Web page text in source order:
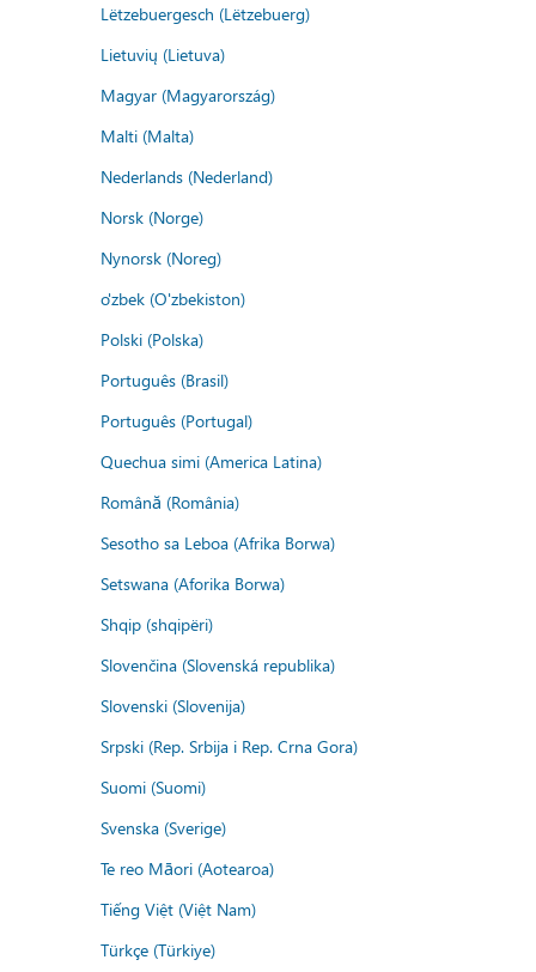
Lëtzebuergesch (Lëtzebuerg)
Lietuvių (Lietuva)
Magyar (Magyarország)
Malti (Malta)
Nederlands (Nederland)
Norsk (Norge)
Nynorsk (Noreg)
o'zbek (O'zbekiston)
Polski (Polska)
Português (Brasil)
Português (Portugal)
Quechua simi (America Latina)
Română (România)
Sesotho sa Leboa (Afrika Borwa)
Setswana (Aforika Borwa)
Shqip (shqipëri)
Slovenčina (Slovenská republika)
Slovenski (Slovenija)
Srpski (Rep. Srbija i Rep. Crna Gora)
Suomi (Suomi)
Svenska (Sverige)
Te reo Māori (Aotearoa)
Tiếng Việt (Việt Nam)
Türkçe (Türkiye)